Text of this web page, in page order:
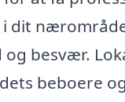
i dit
besvær.
beboere